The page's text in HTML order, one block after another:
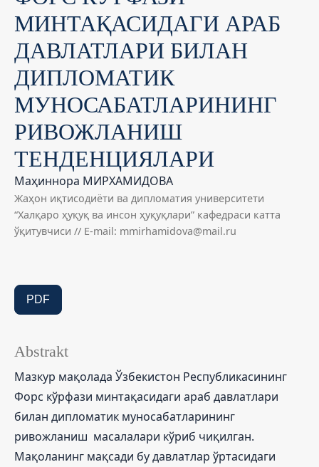
МИНТАҚАСИДАГИ АРАБ
ДАВЛАТЛАРИ БИЛАН
ДИПЛОМАТИК
МУНОСАБАТЛАРИНИНГ
РИВОЖЛАНИШ
ТЕНДЕНЦИЯЛАРИ
Маҳиннора МИРХАМИДОВА
Жаҳон иқтисодиёти ва дипломатия университети
“Халқаро ҳуқуқ ва инсон ҳуқуқлари” кафедраси катта
ўқитувчиси // E-mail: mmirhamidova@mail.ru
PDF
Abstrakt
Мазкур мақолада Ўзбекистон Республикасининг
Форс кўрфази минтақасидаги араб давлатлари
билан дипломатик муносабатларининг
ривожланиш масалалари кўриб чиқилган.
Мақоланинг мақсади бу давлатлар ўртасидаги